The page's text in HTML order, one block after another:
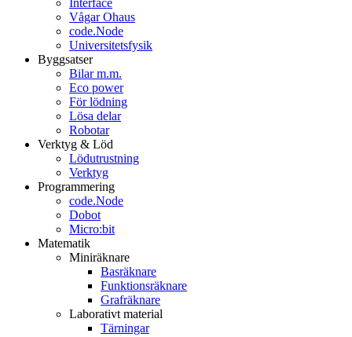
Interface
Vågar Ohaus
code.Node
Universitetsfysik
Byggsatser
Bilar m.m.
Eco power
För lödning
Lösa delar
Robotar
Verktyg & Löd
Lödutrustning
Verktyg
Programmering
code.Node
Dobot
Micro:bit
Matematik
Miniräknare
Basräknare
Funktionsräknare
Grafräknare
Laborativt material
Tärningar